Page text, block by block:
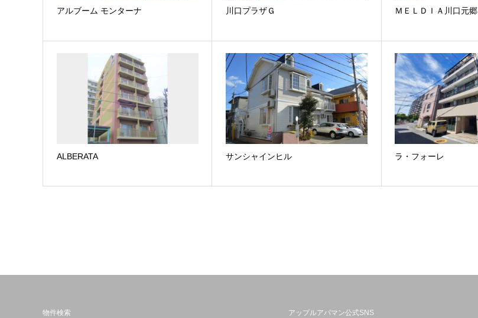
アルブーム モンターナ 川口プラザＧ ＭＥＬＤＩＡ川口元郷
ALBERATA サンシャインヒル ラ・フォーレ
物件検索
アップルアパマン公式SNS